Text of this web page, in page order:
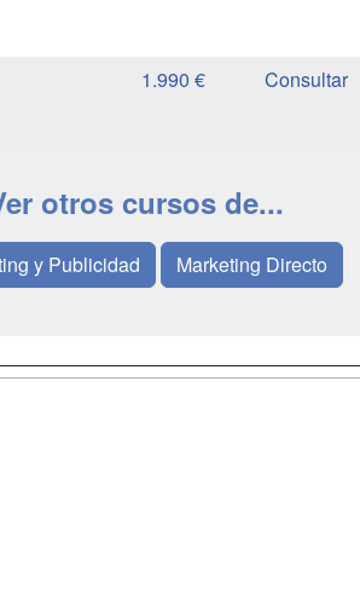
1.990 €
otros cursos de...
y Publicidad Marketing Directo